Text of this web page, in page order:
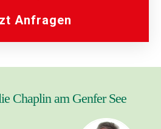
Anfragen
Chaplin am Genfer See